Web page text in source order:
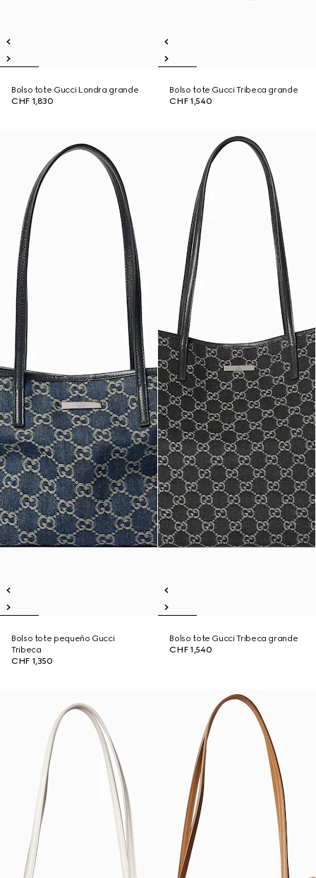
Bolso tote Gucci Londra grande
CHF 1,830
Bolso tote Gucci Tribeca grande
CHF 1,540
Bolso tote pequeño Gucci
Tribeca
CHF 1,350
Bolso tote Gucci Tribeca grande
CHF 1,540